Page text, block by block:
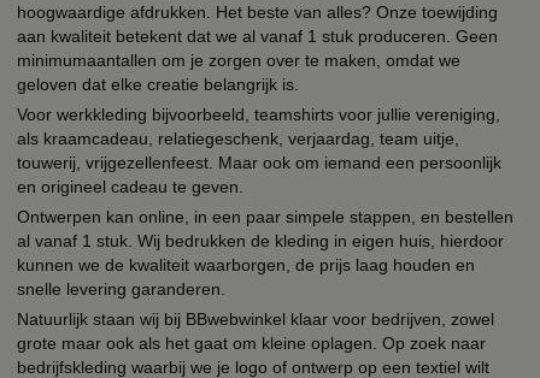
hoogwaardige afdrukken. Het beste van alles? Onze toewijding
aan kwaliteit betekent dat we al vanaf 1 stuk produceren. Geen
minimumaantallen om je zorgen over te maken, omdat we
geloven dat elke creatie belangrijk is.
Voor werkkleding bijvoorbeeld, teamshirts voor jullie vereniging,
als kraamcadeau, relatiegeschenk, verjaardag, team uitje,
touwerij, vrijgezellenfeest. Maar ook om iemand een persoonlijk
en origineel cadeau te geven.
Ontwerpen kan online, in een paar simpele stappen, en bestellen
al vanaf 1 stuk. Wij bedrukken de kleding in eigen huis, hierdoor
kunnen we de kwaliteit waarborgen, de prijs laag houden en
snelle levering garanderen.
Natuurlijk staan wij bij BBwebwinkel klaar voor bedrijven, zowel
grote maar ook als het gaat om kleine oplagen. Op zoek naar
bedrijfskleding waarbij we je logo of ontwerp op een textiel wilt